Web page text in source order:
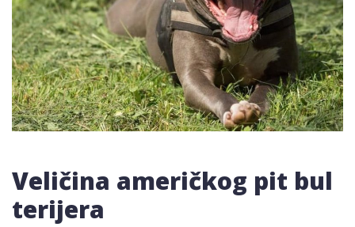
Veličina američkog pit bul
terijera